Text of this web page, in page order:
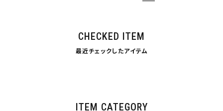
CHECKED ITEM
最近チェックしたアイテム
ITEM CATEGORY